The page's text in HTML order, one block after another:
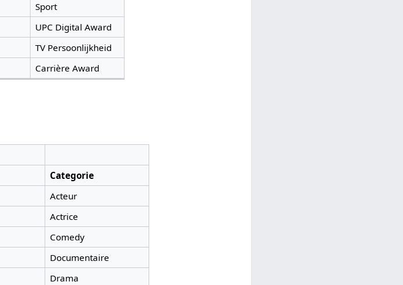
Sport
UPC Digital Award
TV Persoonlijkheid
Carrière Award
Categorie
Acteur
Actrice
Comedy
Documentaire
Drama